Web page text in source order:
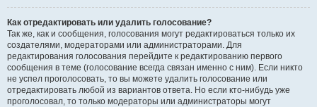
Как отредактировать или удалить голосование?
Так же, как и сообщения, голосования могут редактироваться только их
создателями, модераторами или администраторами. Для
редактирования голосования перейдите к редактированию первого
сообщения в теме (голосование всегда связан именно с ним). Если никто
не успел проголосовать, то вы можете удалить голосование или
отредактировать любой из вариантов ответа. Но если кто-нибудь уже
проголосовал, то только модераторы или администраторы могут